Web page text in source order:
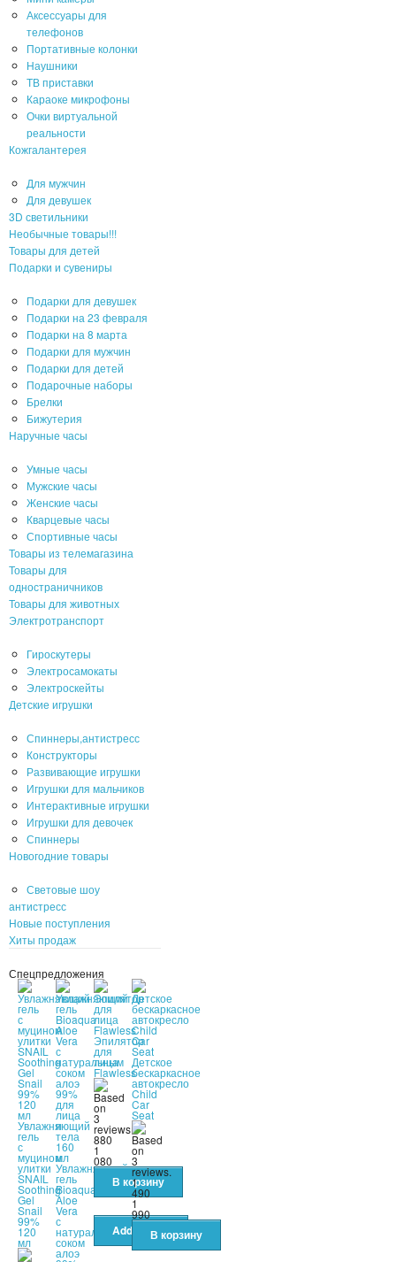
Аксессуары для
телефонов
Портативные колонки
Наушники
ТВ приставки
Караоке микрофоны
Очки виртуальной
реальности
Кожгалантерея
Для мужчин
Для девушек
3D светильники
Необычные товары!!!
Товары для детей
Подарки и сувениры
Подарки для девушек
Подарки на 23 февраля
Подарки на 8 марта
Подарки для мужчин
Подарки для детей
Подарочные наборы
Брелки
Бижутерия
Наручные часы
Умные часы
Мужские часы
Женские часы
Кварцевые часы
Спортивные часы
Товары из телемагазина
Товары для
одностраничников
Товары для животных
Электротранспорт
Гироскутеры
Электросамокаты
Электроскейты
Детские игрушки
Спиннеры,антистресс
Конструкторы
Развивающие игрушки
Игрушки для мальчиков
Интерактивные игрушки
Игрушки для девочек
Спиннеры
Новогодние товары
Световые шоу
антистресс
Новые поступления
Хиты продаж
Спецпредложения
Увлажняющий
гель
с
муцином
улитки
SNAIL
Soothing
Gel
Snail
99%
120
мл
Увлажняющий
гель
Bioaqua
Aloe
Vera
с
натуральным
соком
алоэ
Эпилятор
для
лица
Flawless
880
1
080
Детское
бескаркасное
автокресло
Child
Car
Seat
1
490
1
990